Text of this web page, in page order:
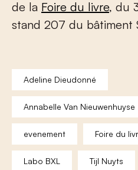
de la Foire du livre, du
stand 207 du bâtiment
Adeline Dieudonné
Annabelle Van Nieuwenhuyse
evenement Foire du
Labo BXL Tijl Nuyts